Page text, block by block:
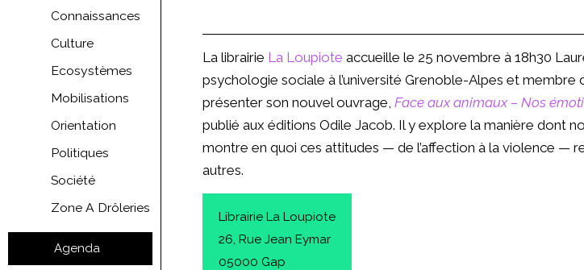
Connaissances
Culture
Ecosystèmes
Mobilisations
Orientation
Politiques
Société
Zone A Drôleries
Agenda
La librairie La Loupiote accueille le 25 novembre à 18h30
psychologie sociale à l’université Grenoble-Alpes et membre
présenter son nouvel ouvrage, Face aux animaux – Nos
publié aux éditions Odile Jacob. Il y explore la manière dont
montre en quoi ces attitudes — de l’affection à la violence —
autres.
Librairie La Loupiote
26, Rue Jean Eymar
05000 Gap